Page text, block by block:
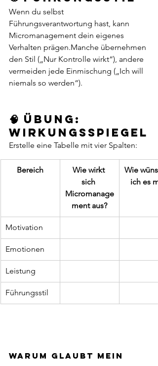
Wenn du selbst
Führungsverantwortung hast, kann
Micromanagement dein eigenes
Verhalten prägen.Manche übernehmen
den Stil („Nur Kontrolle wirkt“), andere
vermeiden jede Einmischung („Ich will
niemals so werden“).
🧠 Übung:
Wirkungsspiegel
Erstelle eine Tabelle mit vier Spalten:
Bereich
Wie wirkt
sich
Micromanage
ment aus?
Wie
ich es
Motivation
Emotionen
Leistung
Führungsstil
Warum glaubt mein